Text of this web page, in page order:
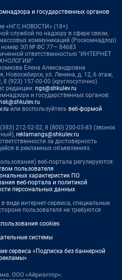
и государственных органов
«НГС.НОВОСТИ» (18+)
службой по надзору в сфере связи,
коммуникаций (Роскомнадзор)
номер ЭЛ № ФС 77— 84683
ответственностью "ИНТЕРНЕТ
Елена Александровна
Новосибирск, ул. Ленина, д. 12, 6 этаж,
8 (923) 157-00-00 (круглосуточно)
редакции: ngs@shkulev.ru
и государственных органов:
или воспользуйтесь веб-формой
212-52-52, 8 (800) 200-03-83 (звонок
reklamangs@shkulev.ru
за достоверность
в рекламных объявлениях.
веб-портала регулируются:
пользователя
характеристик ПО
веб-портала и политикой
персональных данных
виде интернет-сервиса, специальные
пользователя не требуются
cookies
системы
сервиса «Подписка без баннерной